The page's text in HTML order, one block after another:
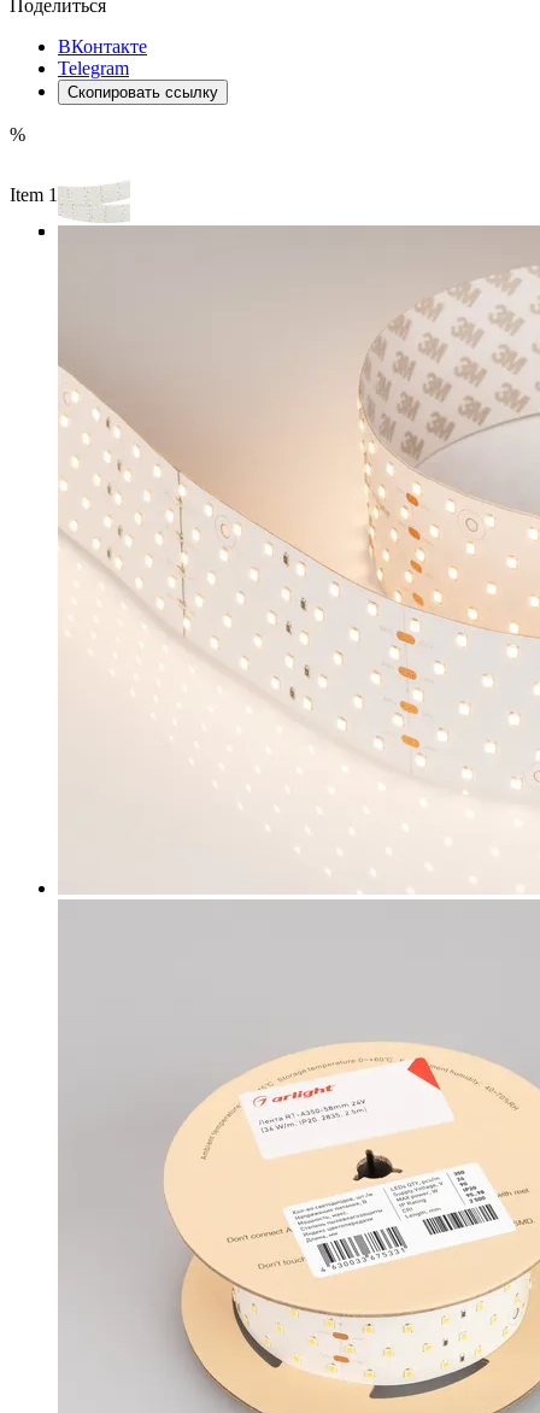
Поделиться
ВКонтакте
Telegram
Скопировать ссылку
%
Item 1 of 3